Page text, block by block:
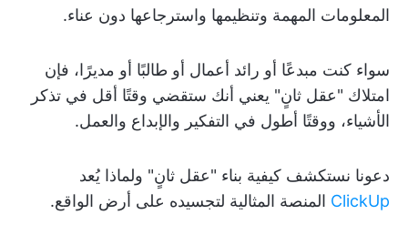
المعلومات المهمة وتنظيمها واسترجاعها دون عناء.
سواء كنت مبدعًا أو رائد أعمال أو طالبًا أو مديرًا، فإن
امتلاك "عقل ثانٍ" يعني أنك ستقضي وقتًا أقل في تذكر
الأشياء، ووقتًا أطول في التفكير والإبداع والعمل.
دعونا نستكشف كيفية بناء "عقل ثانٍ" ولماذا يُعد
ClickUp المنصة المثالية لتجسيده على أرض الواقع.